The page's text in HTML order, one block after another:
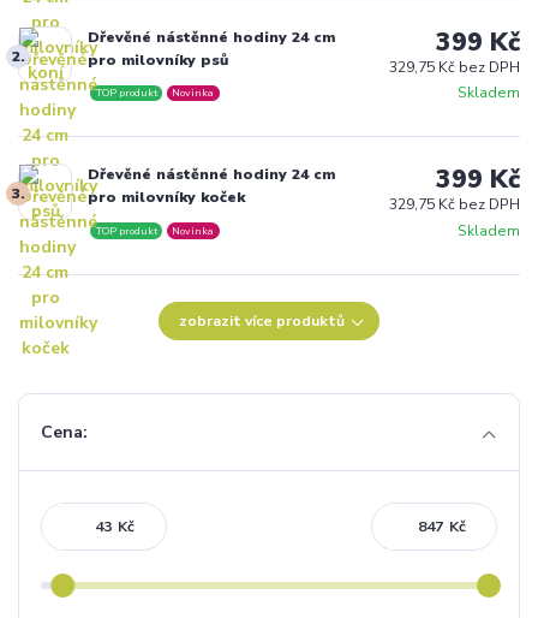
2.
Dřevěné nástěnné hodiny 24 cm
pro milovníky psů
Skladem
TOP produkt Novinka
399 Kč
329,75 Kč bez DPH
3.
Dřevěné nástěnné hodiny 24 cm
pro milovníky koček
Skladem
TOP produkt Novinka
399 Kč
329,75 Kč bez DPH
zobrazit více produktů
Cena:
Kč Kč